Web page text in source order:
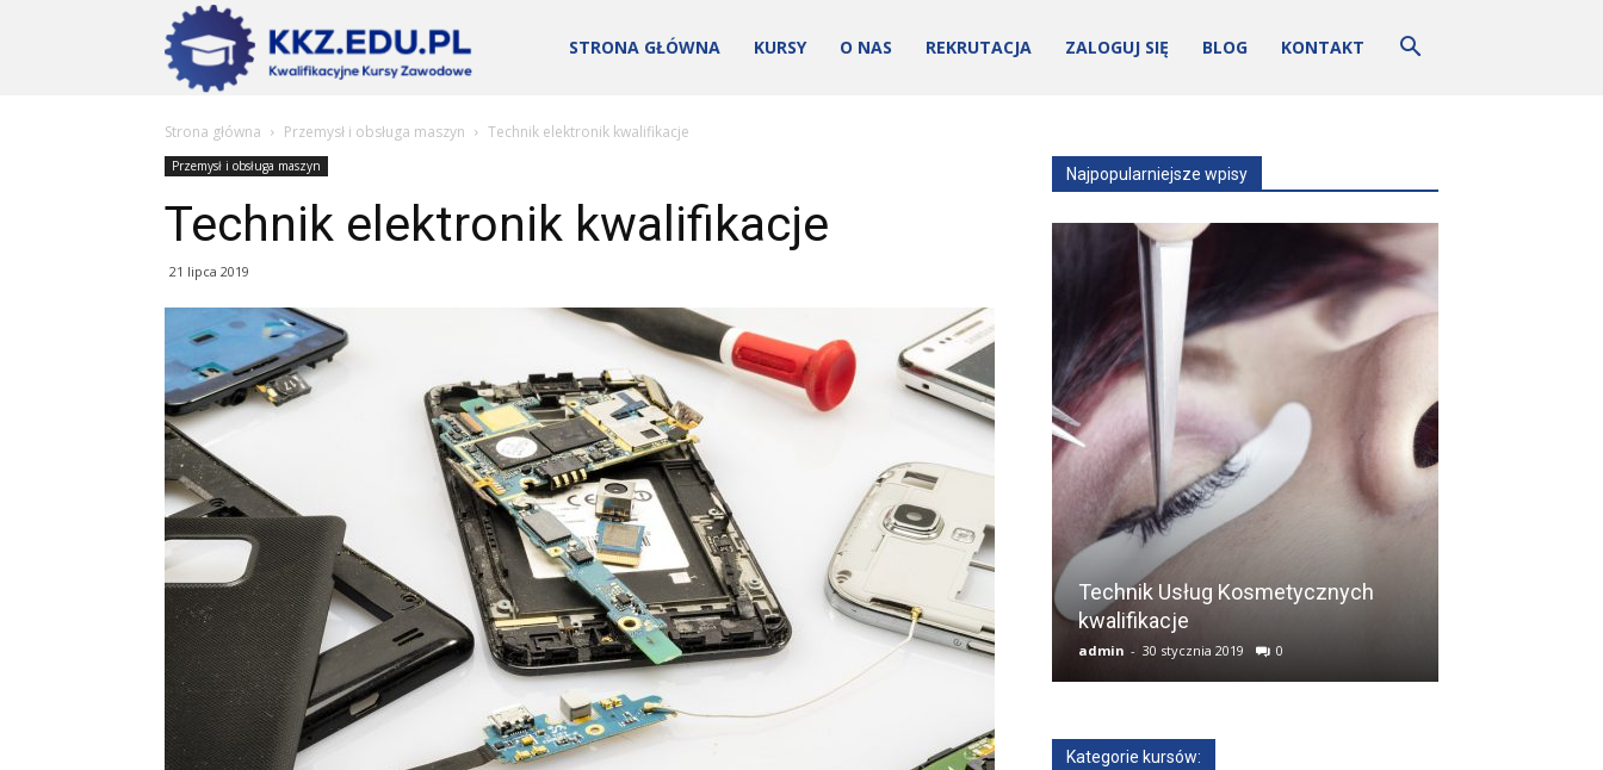
KKZ
–
STRONA GŁÓWNA KURSY O NAS REKRUTACJA ZALOGUJ SIĘ BLOG KONTAKT
Strona główna Przemysł i obsługa maszyn Technik elektronik kwalifikacje
Przemysł i obsługa maszyn
Technik elektronik kwalifikacje
21 lipca 2019
Najpopularniejsze wpisy
Technik Usług Kosmetycznych
kwalifikacje
admin - 30 stycznia 2019 0
Kategorie kursów: